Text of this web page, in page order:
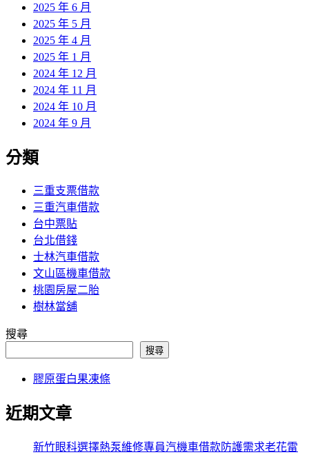
2025 年 6 月
2025 年 5 月
2025 年 4 月
2025 年 1 月
2024 年 12 月
2024 年 11 月
2024 年 10 月
2024 年 9 月
分類
三重支票借款
三重汽車借款
台中票貼
台北借錢
士林汽車借款
文山區機車借款
桃園房屋二胎
樹林當舖
搜尋
搜尋
膠原蛋白果凍條
近期文章
新竹眼科選擇熱泵維修專員汽機車借款防護需求老花雷